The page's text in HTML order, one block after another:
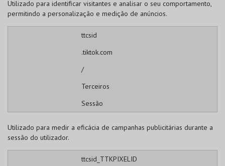
Utilizado para identificar visitantes e analisar o seu comportamento,
permitindo a personalização e medição de anúncios.
ttcsid
.tiktok.com
/
Terceiros
Sessão
Utilizado para medir a eficácia de campanhas publicitárias durante a
sessão do utilizador.
ttcsid_TTKPIXELID